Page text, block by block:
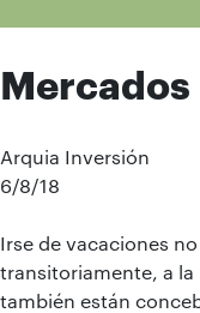
Mercados
Arquia Inversión
6/8/18
Irse de vacaciones
transitoriamente, a la
también están